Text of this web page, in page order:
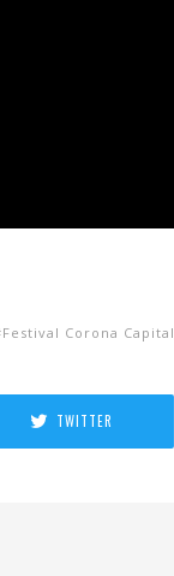
Festival Corona Capital
TWITTER